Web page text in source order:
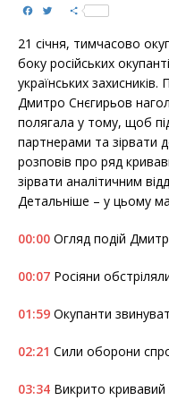
e
b
o
o
k
t
t
e
r
S
h
r
e
21 січня, тимчасово
боку російських
українських
Дмитро Снєгирьов
полягала у тому, щоб
партнерами та зірвати
розповів про ряд
зірвати аналітичним
Детальніше – у цьому
00:00 Огляд подій
00:07 Росіяни
01:59 Окупанти
02:21 Сили оборони
03:34 Викрито